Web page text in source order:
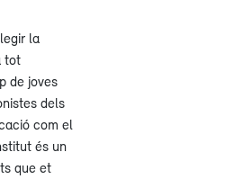
la
tot
de joves
dels
com el
és un
que et